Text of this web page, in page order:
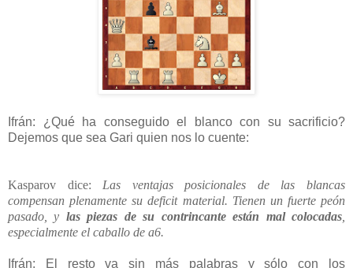
Ifrán: ¿Qué ha conseguido el blanco con su sacrificio?
Dejemos que sea Gari quien nos lo cuente:
Kasparov dice: Las ventajas posicionales de las blancas
compensan plenamente su deficit material. Tienen un fuerte peón
pasado, y las piezas de su contrincante están mal colocadas
especialmente el caballo de a6.
Ifrán: El resto va sin más palabras y sólo con los